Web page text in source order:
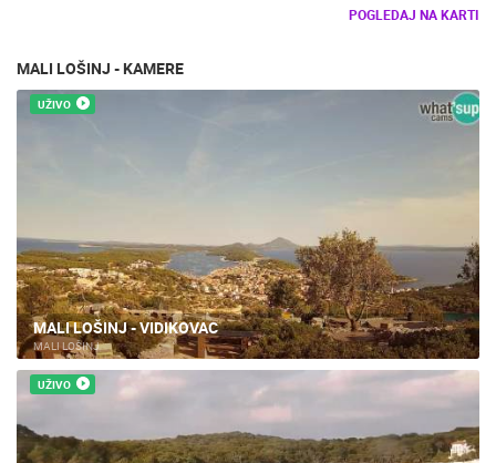
POGLEDAJ NA KARTI
MALI LOŠINJ - KAMERE
UŽIVO
MALI LOŠINJ - VIDIKOVAC
MALI LOŠINJ
UŽIVO